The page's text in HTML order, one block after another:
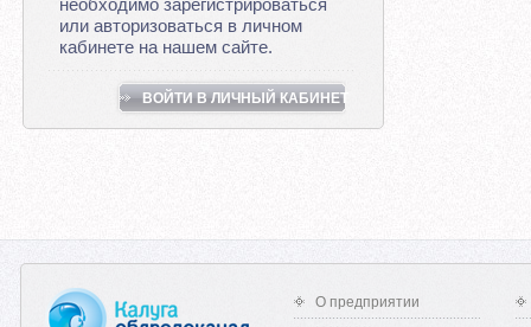
необходимо зарегистрироваться
или авторизоваться в личном
кабинете на нашем сайте.
ВОЙТИ В ЛИЧНЫЙ КАБИНЕТ
О предприятии